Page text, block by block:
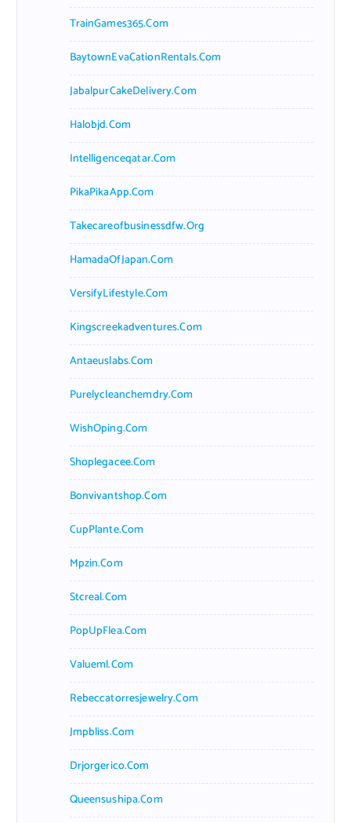
TrainGames365.com
BaytownEvaCationRentals.com
JabalpurCakeDelivery.com
Halobjd.com
Intelligenceqatar.com
PikaPikaApp.com
Takecareofbusinessdfw.org
HamadaOfJapan.com
VersifyLifestyle.com
Kingscreekadventures.com
Antaeuslabs.com
Purelycleanchemdry.com
WishOping.com
Shoplegacee.com
Bonvivantshop.com
CupPlante.com
Mpzin.com
Stcreal.com
PopUpFlea.com
Valueml.com
Rebeccatorresjewelry.com
Jmpbliss.com
Drjorgerico.com
Queensushipa.com